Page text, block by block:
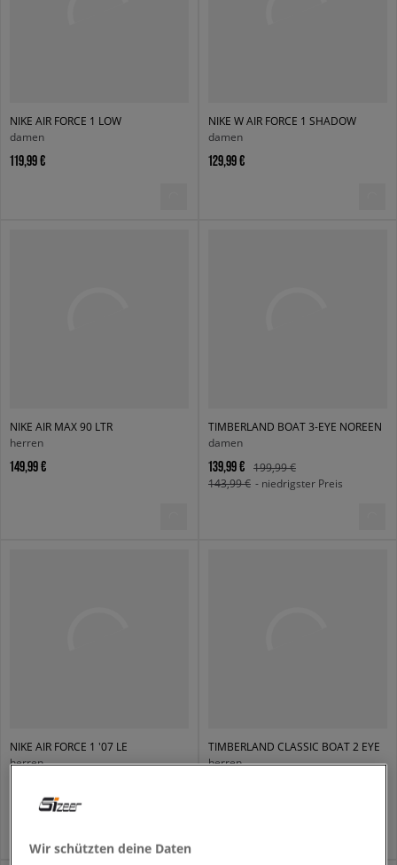
NIKE AIR FORCE 1 LOW
damen
119,99 €
NIKE W AIR FORCE 1 SHADOW
damen
129,99 €
NIKE AIR MAX 90 LTR
herren
149,99 €
TIMBERLAND BOAT 3-EYE NOREEN
damen
139,99 €
199,99 €
143,99 € - niedrigster Preis
NIKE AIR FORCE 1 '07 LE
herren
TIMBERLAND CLASSIC BOAT 2 EYE
herren
Wir schützten deine Daten